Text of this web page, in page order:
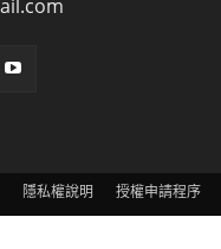
隱私權說明